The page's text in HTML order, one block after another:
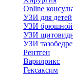
Online
УЗИ для детей
УЗИ брюшной
УЗИ
УЗИ
Рентген
Варилрикс
Гексаксим